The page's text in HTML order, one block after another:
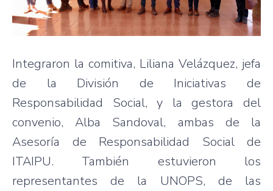
Integraron la comitiva, Liliana Velázquez, jefa
de la División de Iniciativas de
Responsabilidad Social, y la gestora del
convenio, Alba Sandoval, ambas de la
Asesoría de Responsabilidad Social de
ITAIPU. También estuvieron los
representantes de la UNOPS, de las